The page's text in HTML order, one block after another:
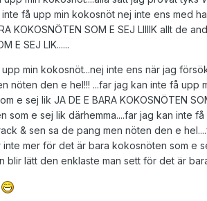
få upp min kokosnöt nej inte ens med
KOKOSNÖTEN SOM E SEJ LIIIIK allt de
E SEJ LIK......
min kokosnöt...nej inte ens när jag
nöten den e hel!!! ...far jag kan inte få
e sej lik JA DE E BARA KOKOSNÖTEN
som e sej lik därhemma....far jag kan inte
& sen sa de pang men nöten den e
mer för det är bara kokosnöten som e sej
blir lätt den enklaste man sett för det är bara